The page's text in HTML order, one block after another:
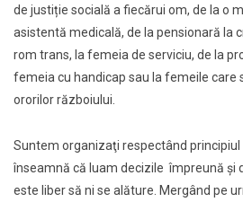
de justiție socială a fiecărui om, de la o
asistentă medicală, de la pensionară la
rom trans, la femeia de serviciu, de la
femeia cu handicap sau la femeile care
ororilor războiului.
Suntem organizaţi respectând
înseamnă că luam decizile împreună şi
este liber să ni se alăture. Mergând pe